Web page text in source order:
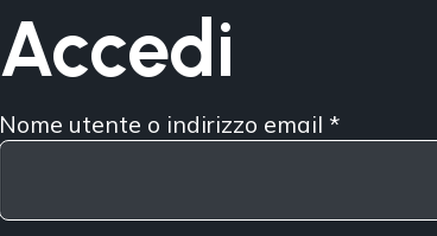
Accedi
Nome utente o indirizzo email *